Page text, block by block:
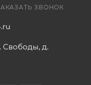
ЗВОНОК
Свободы, д.